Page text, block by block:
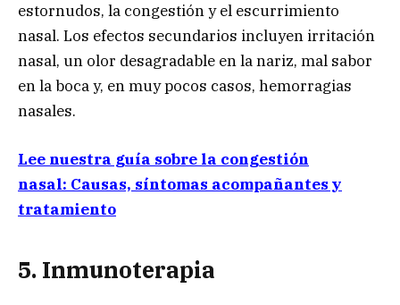
estornudos, la congestión y el escurrimiento
nasal. Los efectos secundarios incluyen irritación
nasal, un olor desagradable en la nariz, mal sabor
en la boca y, en muy pocos casos, hemorragias
nasales.
Lee nuestra guía sobre la congestión
nasal: Causas, síntomas acompañantes y
tratamiento
5. Inmunoterapia